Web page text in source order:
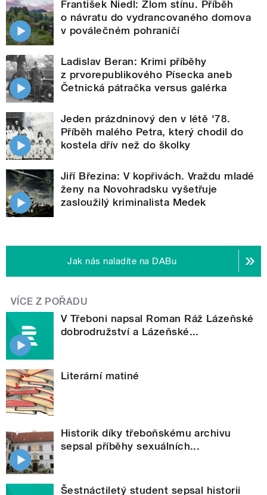
František Niedl: Zlom stínu. Příběh
o návratu do vydrancovaného domova
v poválečném pohraničí
Ladislav Beran: Krimi příběhy
z prvorepublikového Písecka aneb
Četnická pátračka versus galérka
Jeden prázdninový den v létě '78.
Příběh malého Petra, který chodil do
kostela dřív než do školky
Jiří Březina: V kopřivách. Vraždu mladé
ženy na Novohradsku vyšetřuje
zasloužilý kriminalista Medek
Jak nás naladíte na DABu
VÍCE Z POŘADU
V Třeboni napsal Roman Ráž Lázeňské
dobrodružství a Lázeňské...
Literární matiné
Historik díky třeboňskému archivu
sepsal příběhy sexuálních...
Šestnáctiletý student sepsal historii